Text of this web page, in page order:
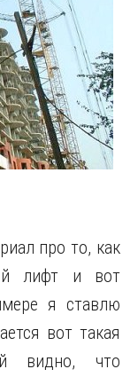
про то, как
лифт и вот
я ставлю
вот такая
видно, что